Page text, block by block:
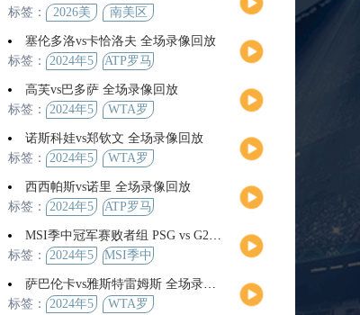
标签：
2026美
界杯
南美区
塞伦多洛vs卡恰洛夫 全场录像回放
标签：
2024年5
ATP罗马
男单第3
轮
高芙vs巴多萨 全场录像回放
标签：
2024年5
WTA罗
赛女单
第4轮
诺斯科娃vs郑钦文 全场录像回放
标签：
2024年5
WTA罗
赛女单
第3轮
西西帕斯vs诺里 全场录像回放
标签：
2024年5
ATP罗马
男单第3
轮
MSI季中冠军赛败者组 PSG vs G2 全场录像回放
标签：
2024年5
MSI季中
败者组
萨巴伦卡vs雅斯特雷姆斯 全场录像回放
标签：
2024年5
WTA罗